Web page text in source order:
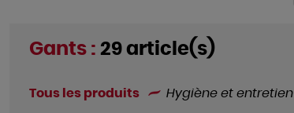
Gants : 29 article(s)
Tous les produits Hygiène et entretien